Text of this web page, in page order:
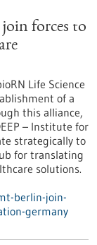
forces to
Life Science
of a
this alliance,
– Institute for
strategically to
for translating
solutions.
berlin-join-
germany